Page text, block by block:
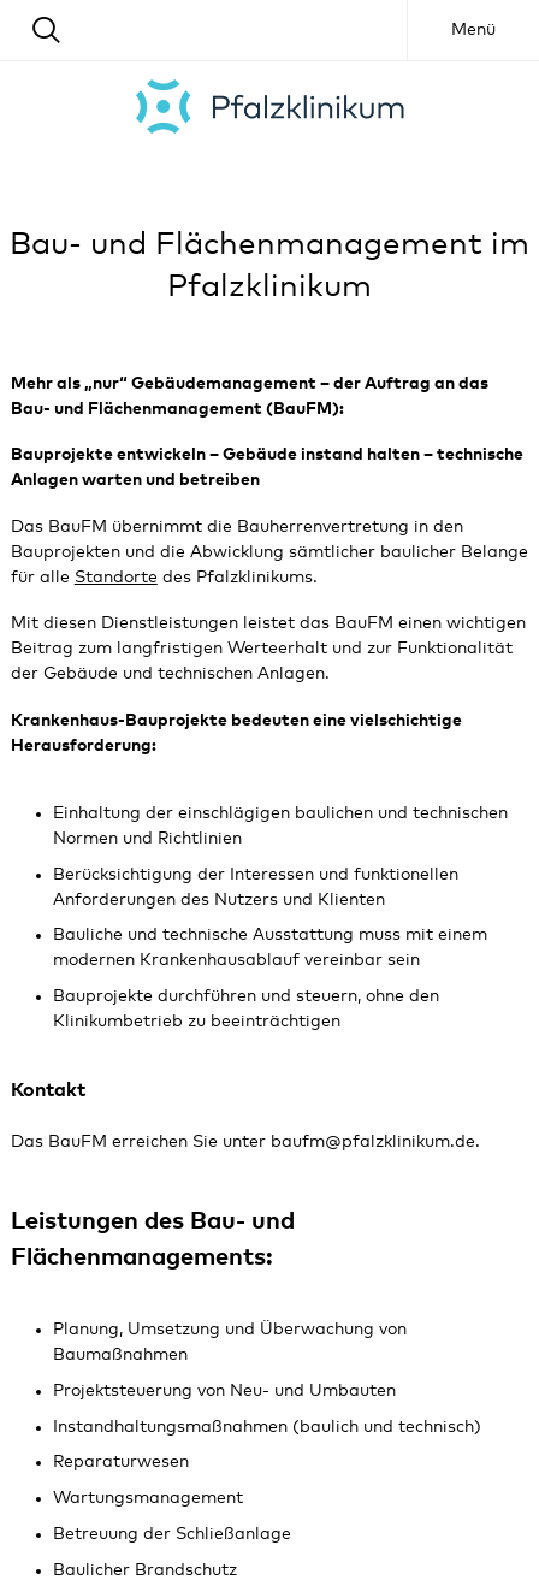
Menü
Bau- und Flächenmanagement im
Pfalzklinikum
Mehr als „nur“ Gebäudemanagement – der Auftrag an das
Bau- und Flächenmanagement (BauFM):
Bauprojekte entwickeln – Gebäude instand halten – technische
Anlagen warten und betreiben
Das BauFM übernimmt die Bauherrenvertretung in den
Bauprojekten und die Abwicklung sämtlicher baulicher Belange
für alle Standorte des Pfalzklinikums.
Mit diesen Dienstleistungen leistet das BauFM einen wichtigen
Beitrag zum langfristigen Werteerhalt und zur Funktionalität
der Gebäude und technischen Anlagen.
Krankenhaus-Bauprojekte bedeuten eine vielschichtige
Herausforderung:
Einhaltung der einschlägigen baulichen und technischen
Normen und Richtlinien
Berücksichtigung der Interessen und funktionellen
Anforderungen des Nutzers und Klienten
Bauliche und technische Ausstattung muss mit einem
modernen Krankenhausablauf vereinbar sein
Bauprojekte durchführen und steuern, ohne den
Klinikumbetrieb zu beeinträchtigen
Kontakt
Das BauFM erreichen Sie unter baufm@pfalzklinikum.de.
Leistungen des Bau- und
Flächenmanagements:
Planung, Umsetzung und Überwachung von
Baumaßnahmen
Projektsteuerung von Neu- und Umbauten
Instandhaltungsmaßnahmen (baulich und technisch)
Reparaturwesen
Wartungsmanagement
Betreuung der Schließanlage
Baulicher Brandschutz